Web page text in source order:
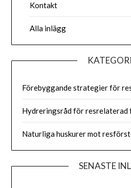
Kontakt
Alla inlägg
Förebyggande strategier för
Hydreringsråd för
Naturliga huskurer mot
SENASTE